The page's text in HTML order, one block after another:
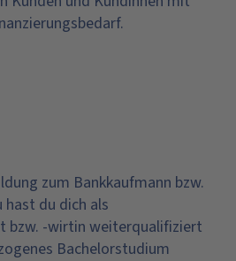
zum Bankkaufmann bzw.
hast du dich als
bzw. -wirtin weiterqualifiziert
Bachelorstudium